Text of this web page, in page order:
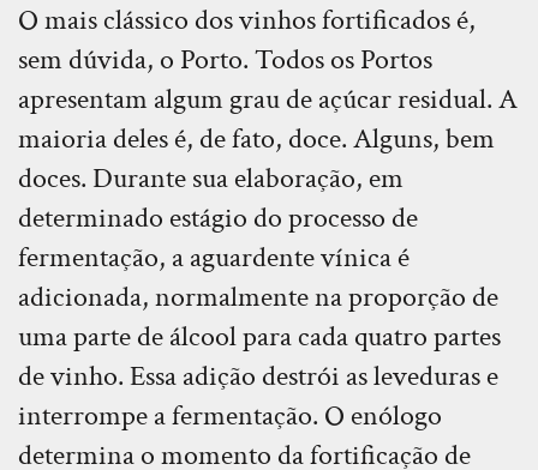
O mais clássico dos vinhos fortificados é,
sem dúvida, o Porto. Todos os Portos
apresentam algum grau de açúcar residual. A
maioria deles é, de fato, doce. Alguns, bem
doces. Durante sua elaboração, em
determinado estágio do processo de
fermentação, a aguardente vínica é
adicionada, normalmente na proporção de
uma parte de álcool para cada quatro partes
de vinho. Essa adição destrói as leveduras e
interrompe a fermentação. O enólogo
determina o momento da fortificação de